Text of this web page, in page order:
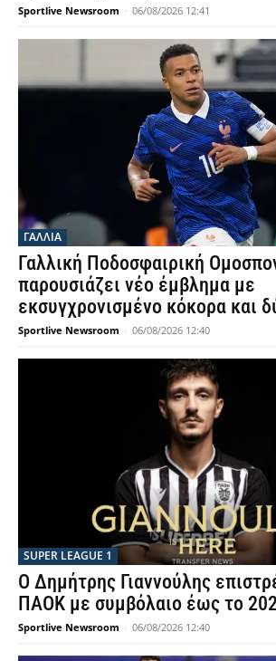
Sportlive Newsroom - 06/08/2026 12:41
ΓΑΛΛΙΑ
Γαλλική Ποδοσφαιρική
παρουσιάζει νέο έμβλημα με
εκσυγχρονισμένο κόκορα και
Sportlive Newsroom - 06/08/2026 12:40
SUPER LEAGUE 1
Ο Δημήτρης Γιαννούλης
ΠΑΟΚ με συμβόλαιο έως το
Sportlive Newsroom - 06/08/2026 12:40